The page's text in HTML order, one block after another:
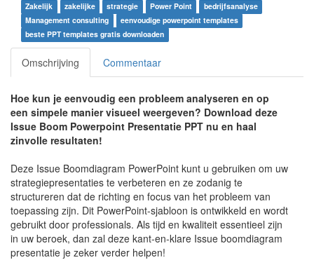
Zakelijk zakelijke strategie Power Point
bedrijfsanalyse
Management consulting
eenvoudige powerpoint templates
beste PPT templates gratis downloaden
Omschrijving Commentaar
Hoe kun je eenvoudig een probleem analyseren en op
een simpele manier visueel weergeven? Download deze
Issue Boom Powerpoint Presentatie PPT nu en haal
zinvolle resultaten!
Deze Issue Boomdiagram PowerPoint kunt u gebruiken om uw
strategiepresentaties te verbeteren en ze zodanig te
structureren dat de richting en focus van het probleem van
toepassing zijn. Dit PowerPoint-sjabloon is ontwikkeld en wordt
gebruikt door professionals. Als tijd en kwaliteit essentieel zijn
in uw beroek, dan zal deze kant-en-klare Issue boomdiagram
presentatie je zeker verder helpen!